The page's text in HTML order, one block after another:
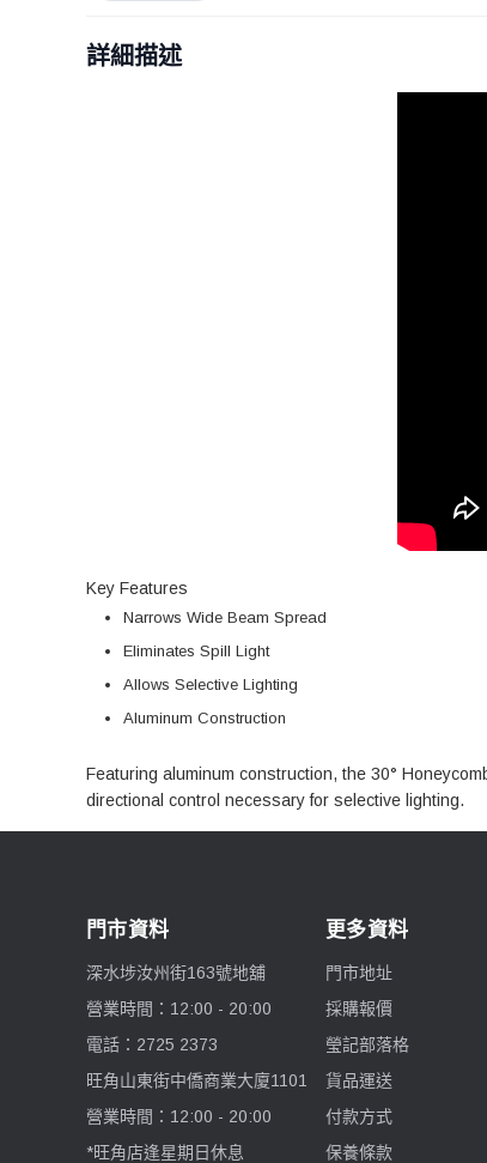
詳細描述
Key Features
Narrows Wide Beam Spread
Eliminates Spill Light
Allows Selective Lighting
Aluminum Construction
Featuring aluminum construction, the 30°
directional control necessary for selective lighting.
門市資料
深水埗汝州街163號地舖
營業時間：12:00 - 20:00
電話：2725 2373
旺角山東街中僑商業大廈1101
營業時間：12:00 - 20:00
*旺角店逢星期日休息
更多資料
門市地址
採購報價
瑩記部落格
貨品運送
付款方式
保養條款